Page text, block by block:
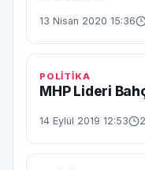
13 Nisan 2020 15:36
POLİTİKA
MHP Lideri
14 Eylül 2019 12:53